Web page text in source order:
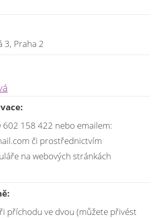
3, Praha 2
602 158 422 nebo emailem:
či prostřednictvím
na webových stránkách
příchodu ve dvou (můžete přivést